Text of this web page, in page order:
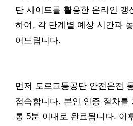
단 사이트를 활용한 온라인 갱
하여, 각 단계별 예상 시간과
어드립니다.
먼저 도로교통공단 안전운전
접속합니다. 본인 인증 절차를
통 5분 이내로 완료됩니다. 이